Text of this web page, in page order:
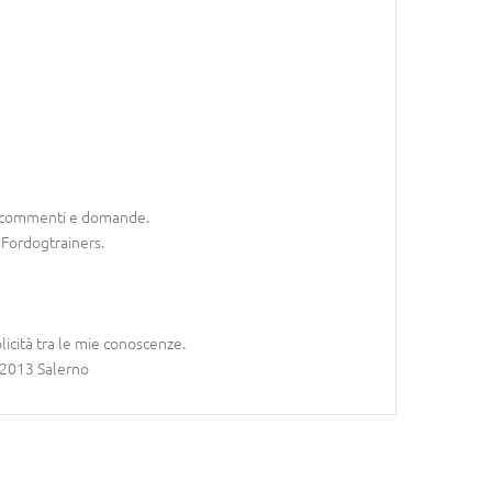
e domande.
tra le mie conoscenze.
Salerno